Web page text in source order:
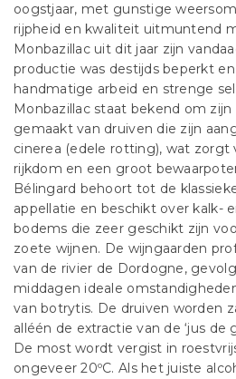
oogstjaar, met gunstige
rijpheid en kwaliteit uitmuntend
Monbazillac uit dit jaar zijn
productie was destijds beperkt
handmatige arbeid en strenge
Monbazillac staat bekend om
gemaakt van druiven die zijn
cinerea (edele rotting), wat zorgt
rijkdom en een groot
Bélingard behoort tot de
appellatie en beschikt over kalk-
bodems die zeer geschikt zijn
zoete wijnen. De wijngaarden
van de rivier de Dordogne,
middagen ideale
van botrytis. De druiven worden
alléén de extractie van de ‘jus
De most wordt vergist in
ongeveer 20ºC. Als het juiste